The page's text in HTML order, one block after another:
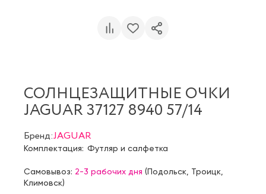
СОЛНЦЕЗАЩИТНЫЕ ОЧКИ
JAGUAR 37127 8940 57/14
Бренд:JAGUAR
Комплектация: Футляр и салфетка
Самовывоз: 2-3 рабочих дня (Подольск Троицк
Климовск)